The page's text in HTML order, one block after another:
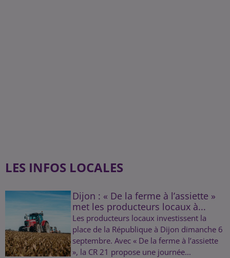
LES INFOS LOCALES
Dijon : « De la ferme à l’assiette »
met les producteurs locaux à...
Les producteurs locaux investissent la
place de la République à Dijon dimanche 6
septembre. Avec « De la ferme à l’assiette
», la CR 21 propose une journée...